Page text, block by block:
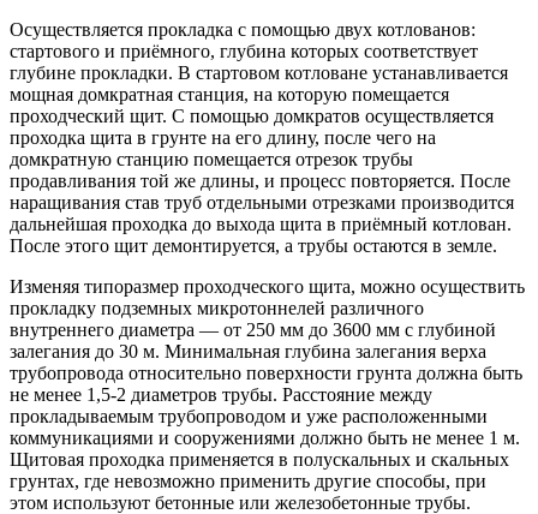
Осуществляется прокладка с помощью двух котлованов:
стартового и приёмного, глубина которых соответствует
глубине прокладки. В стартовом котловане устанавливается
мощная домкратная станция, на которую помещается
проходческий щит. С помощью домкратов осуществляется
проходка щита в грунте на его длину, после чего на
домкратную станцию помещается отрезок трубы
продавливания той же длины, и процесс повторяется. После
наращивания став труб отдельными отрезками производится
дальнейшая проходка до выхода щита в приёмный котлован.
После этого щит демонтируется, а трубы остаются в земле.
Изменяя типоразмер проходческого щита, можно осуществить
прокладку подземных микротоннелей различного
внутреннего диаметра — от 250 мм до 3600 мм с глубиной
залегания до 30 м. Минимальная глубина залегания верха
трубопровода относительно поверхности грунта должна быть
не менее 1,5-2 диаметров трубы. Расстояние между
прокладываемым трубопроводом и уже расположенными
коммуникациями и сооружениями должно быть не менее 1 м.
Щитовая проходка применяется в полускальных и скальных
грунтах, где невозможно применить другие способы, при
этом используют бетонные или железобетонные трубы.